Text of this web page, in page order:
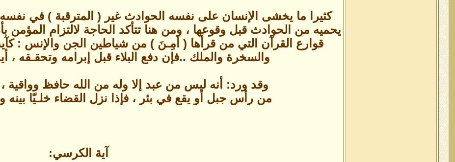
كثيرا ما يخشى الإنسان على نفسه الحوادث غير ( المترقبة ) في
يحميه من الحوادث قبل وقوعها ، ومن هنا تتأكد الحاجة لالتزام المؤمن
قوارع القرآن التي من قرأها ( أمِـنَ ) من شياطين الجن والإنس :
والسخرة والملك ..فإن دفع البلاء قبل إبرامه وتحقـقه
وقد ورد: أنه ليس من عبد إلا وله من الله حافظ
من رأس جبل أو يقع في بئر ، فإذا نزل القضاء خلـيّا
آية الكرسي: